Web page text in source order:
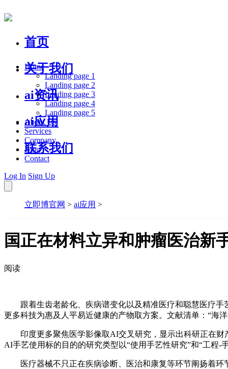
首页
关于我们
ai资讯
ai应用
联系我们
Home
Landing page 1
Landing page 2
Landing page 3
Landing page 4
Landing page 5
About Us
Services
Company
Blog
Contact
Log In Sign Up
立即博官网 > ai应用 >
国正在材料立异和肿瘤医治新
阅读
跟着生齿老龄化、疾病谱变化以及精准医疗和聪慧医疗手
更多科技为惠及人平易近健康的产物取方案。文献清单：“海
印度更多聚焦医学影像取AI交叉研究，显示出科研正在财
AI手艺使用标的目的的研究类型以“使用手艺性研究”和“工程-
医疗器械不只正在疾病诊断、医治和康复等环节阐扬着环